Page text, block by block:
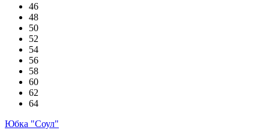
46
48
50
52
54
56
58
60
62
64
Юбка "Соул"